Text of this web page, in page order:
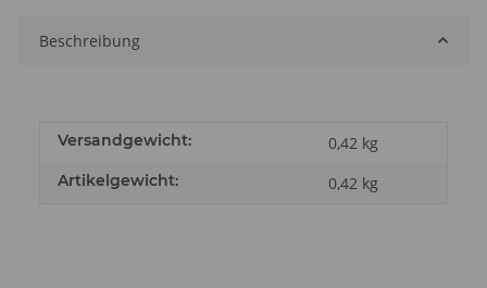
Beschreibung
Versandgewicht: 0,42 kg
Artikelgewicht: 0,42 kg